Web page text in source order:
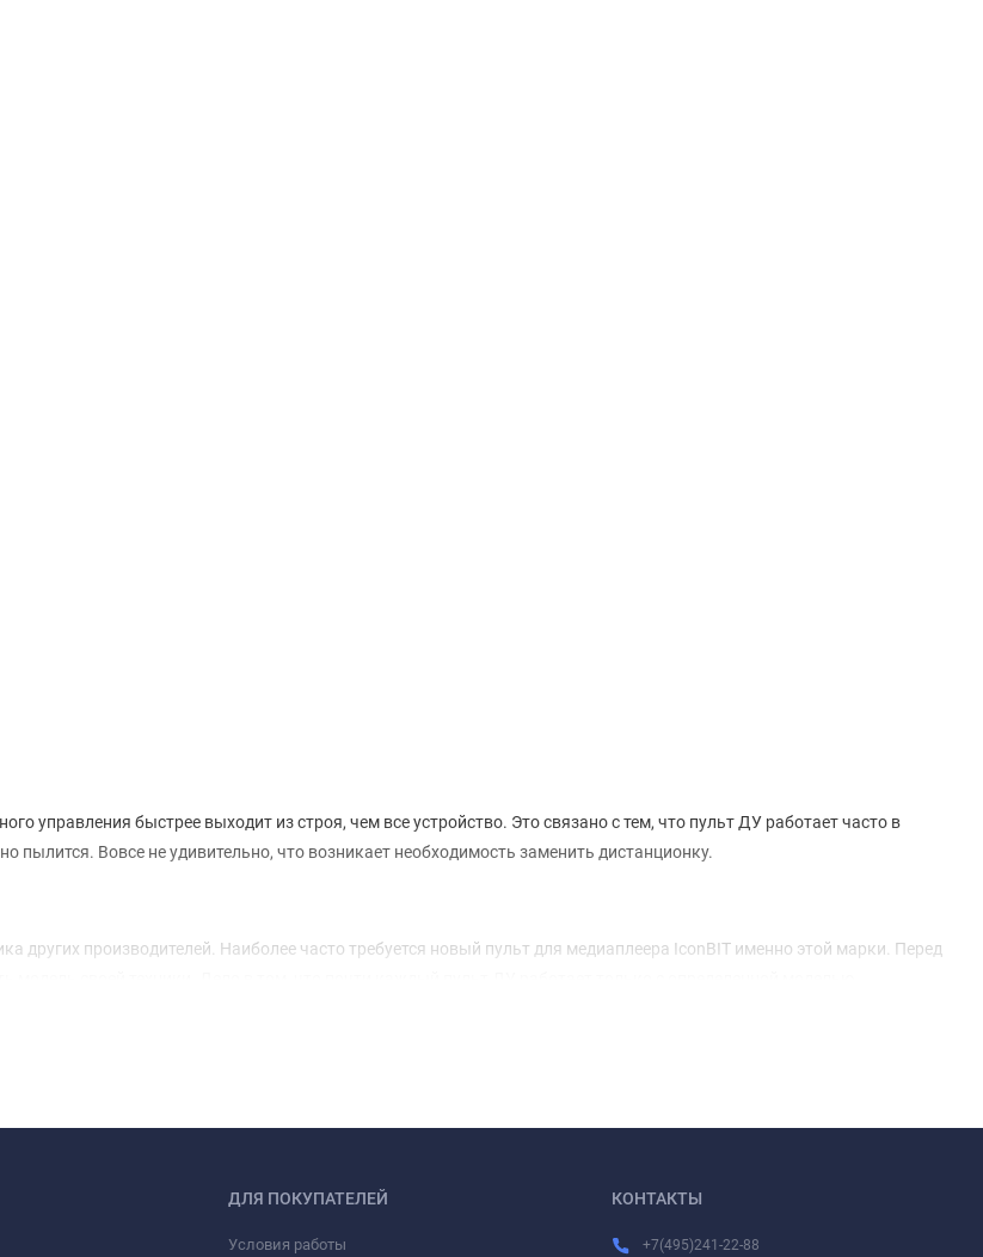
управления быстрее выходит из строя, чем все устройство. Это связано с тем, что пульт ДУ работает часто в
пылится. Вовсе не удивительно, что возникает необходимость заменить дистанционку.
других производителей. Наиболее часто требуется новый пульт для медиаплеера IconBIT именно этой марки. Перед
будет работать с вашей техникой. Поэтому, решив купить пульт для медиаплеера IconBIT, желательно
IconBIT ДЛЯ ПОКУПАТЕЛЕЙ
Условия работы
КОНТАКТЫ
+7(495)241-22-88